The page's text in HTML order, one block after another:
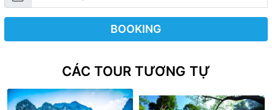
BOOKING
CÁC TOUR TƯƠNG TỰ